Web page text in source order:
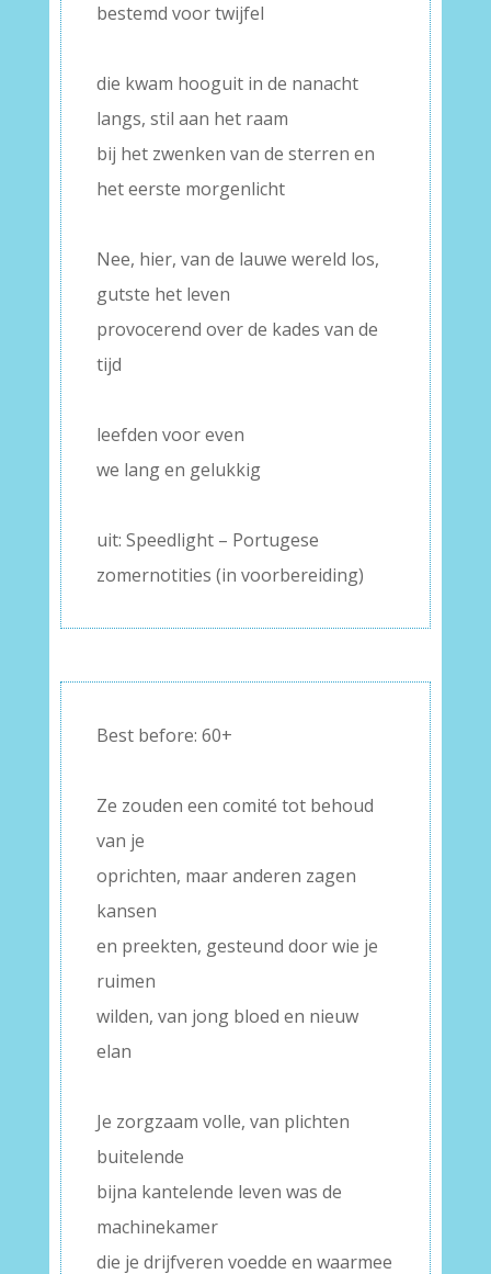
bestemd voor twijfel
die kwam hooguit in de nanacht
langs, stil aan het raam
bij het zwenken van de sterren en
het eerste morgenlicht
Nee, hier, van de lauwe wereld los,
gutste het leven
provocerend over de kades van de
tijd
leefden voor even
we lang en gelukkig
uit: Speedlight – Portugese
zomernotities (in voorbereiding)
Best before: 60+
Ze zouden een comité tot behoud
van je
oprichten, maar anderen zagen
kansen
en preekten, gesteund door wie je
ruimen
wilden, van jong bloed en nieuw
elan
Je zorgzaam volle, van plichten
buitelende
bijna kantelende leven was de
machinekamer
die je drijfveren voedde en waarmee